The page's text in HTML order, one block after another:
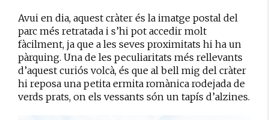
Avui en dia, aquest cràter és la imatge postal del
parc més retratada i s’hi pot accedir molt
fàcilment, ja que a les seves proximitats hi ha un
pàrquing. Una de les peculiaritats més rellevants
d’aquest curiós volcà, és que al bell mig del cràter
hi reposa una petita ermita romànica rodejada de
verds prats, on els vessants són un tapís d’alzines.